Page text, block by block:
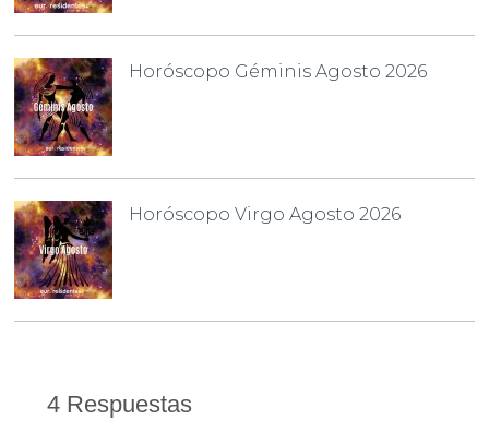
Horóscopo Géminis Agosto 2026
Horóscopo Virgo Agosto 2026
4 Respuestas